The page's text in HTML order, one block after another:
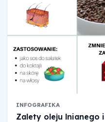
INFOGRAFIKA
Zalety oleju lnianego